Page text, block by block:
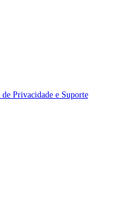
Privacidade e Suporte